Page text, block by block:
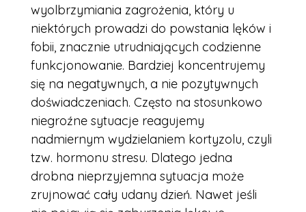
wyolbrzymiania zagrożenia, który u
niektórych prowadzi do powstania lęków i
fobii, znacznie utrudniających codzienne
funkcjonowanie. Bardziej koncentrujemy
się na negatywnych, a nie pozytywnych
doświadczeniach. Często na stosunkowo
niegroźne sytuacje reagujemy
nadmiernym wydzielaniem kortyzolu, czyli
tzw. hormonu stresu. Dlatego jedna
drobna nieprzyjemna sytuacja może
zrujnować cały udany dzień. Nawet jeśli